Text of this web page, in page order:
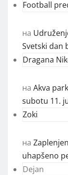
Football
на
Svetski dan
Dragana
на Akva
subotu 11.
Zoki
на
uhapšeno
Dejan